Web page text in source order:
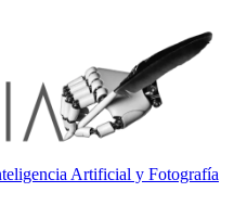
Artificial y Fotografía